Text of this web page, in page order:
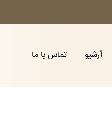
آرشیو تماس با ما